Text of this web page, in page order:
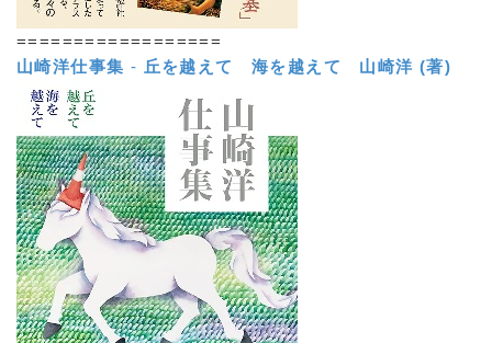
==================
山崎洋仕事集 - 丘を越えて 海を越えて 山崎洋 (著)